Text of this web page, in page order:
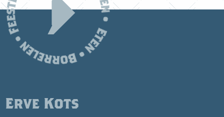
Erve Kots